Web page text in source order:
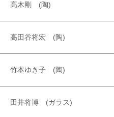
高木剛 (陶)
高田谷将宏 (陶)
竹本ゆき子 (陶)
田井将博 (ガラス)